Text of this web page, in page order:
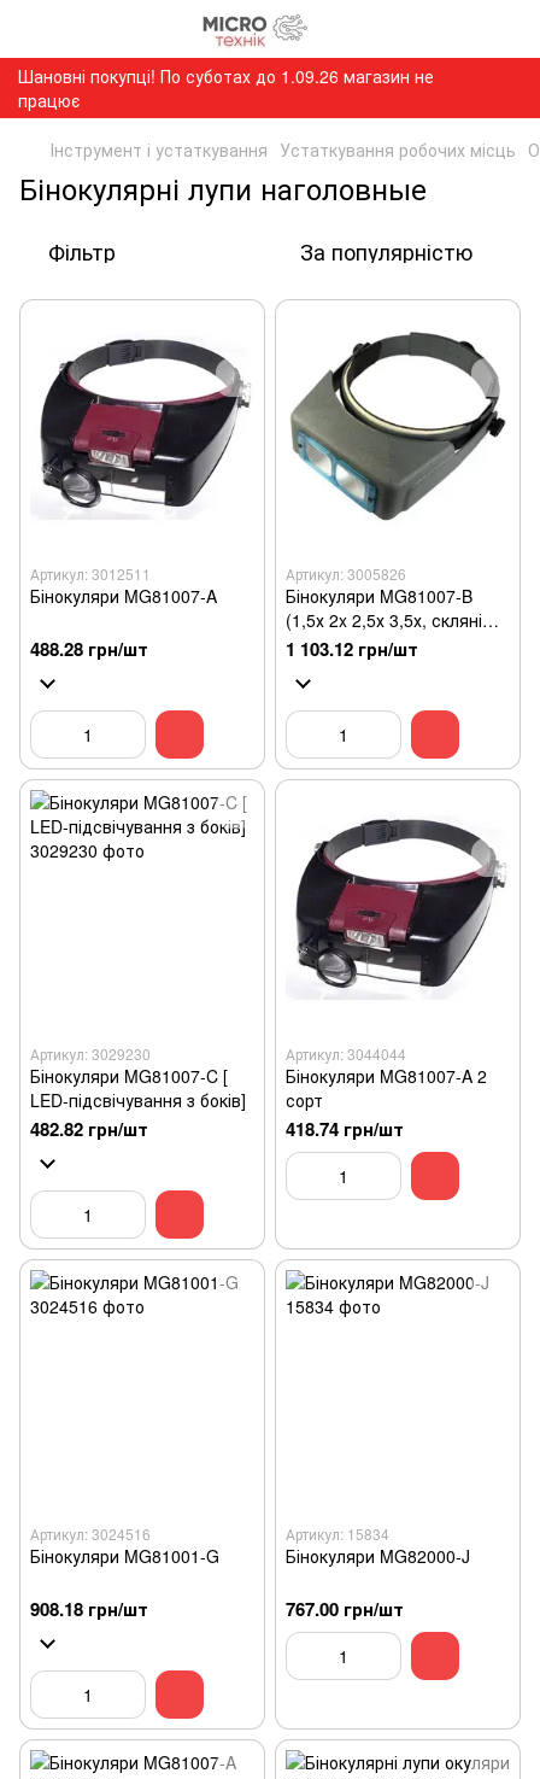
Шановні покупці! По суботах до 1.09.26 магазин не
працює
Інструмент і устаткування Устаткування робочих місць
Бінокулярні лупи наголовные
Фільтр За популярністю
Артикул: 3012511
Бінокуляри MG81007-A
488.28 грн/шт
Артикул: 3005826
Бінокуляри MG81007-B
(1,5х 2x 2,5х 3,5х, скляні
лінзи)
1 103.12 грн/шт
Артикул: 3029230
Бінокуляри MG81007-C [
LED-підсвічування з боків]
482.82 грн/шт
Артикул: 3044044
Бінокуляри MG81007-A 2
сорт
418.74 грн/шт
Артикул: 3024516
Бінокуляри MG81001-G
908.18 грн/шт
Артикул: 15834
Бінокуляри MG82000-J
767.00 грн/шт